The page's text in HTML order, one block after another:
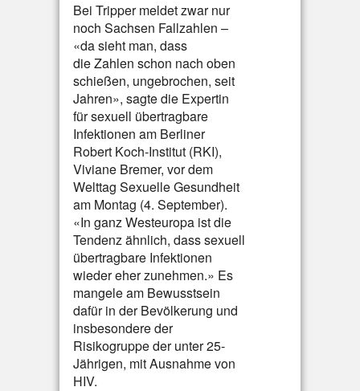
Bei Tripper meldet zwar nur
noch Sachsen Fallzahlen –
«da sieht man, dass
die Zahlen schon nach oben
schießen, ungebrochen, seit
Jahren», sagte die Expertin
für sexuell übertragbare
Infektionen am Berliner
Robert Koch-Institut (RKI),
Viviane Bremer, vor dem
Welttag Sexuelle Gesundheit
am Montag (4. September).
«In ganz Westeuropa ist die
Tendenz ähnlich, dass sexuell
übertragbare Infektionen
wieder eher zunehmen.» Es
mangele am Bewusstsein
dafür in der Bevölkerung und
insbesondere der
Risikogruppe der unter 25-
Jährigen, mit Ausnahme von
HIV.